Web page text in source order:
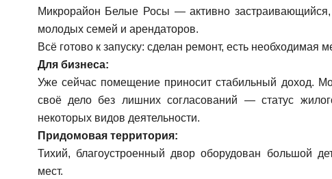
Микрорайон Белые Росы — активно застраивающийся,
молодых семей и арендаторов.
Всё готово к запуску: сделан ремонт, есть необходимая
Для бизнеса:
Уже сейчас помещение приносит стабильный доход.
своё дело без лишних согласований — статус
некоторых видов деятельности.
Придомовая территория:
Тихий, благоустроенный двор оборудован большой
мест.